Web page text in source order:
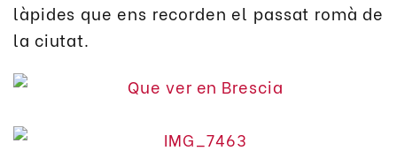
làpides que ens recorden el passat romà de
la ciutat.